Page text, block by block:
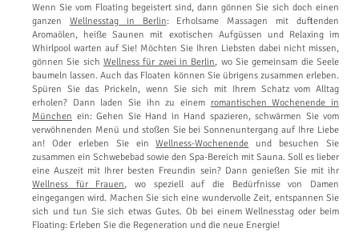
Wenn Sie vom Floating begeistert sind, dann gönnen Sie sich doch einen
ganzen Wellnesstag in Berlin: Erholsame Massagen mit duftenden
Aromaölen, heiße Saunen mit exotischen Aufgüssen und Relaxing im
Whirlpool warten auf Sie! Möchten Sie Ihren Liebsten dabei nicht missen,
gönnen Sie sich Wellness für zwei in Berlin, wo Sie gemeinsam die Seele
baumeln lassen. Auch das Floaten können Sie übrigens zusammen erleben.
Spüren Sie das Prickeln, wenn Sie sich mit Ihrem Schatz vom Alltag
erholen? Dann laden Sie ihn zu einem romantischen Wochenende in
München ein: Gehen Sie Hand in Hand spazieren, schwärmen Sie vom
verwöhnenden Menü und stoßen Sie bei Sonnenuntergang auf Ihre Liebe
an! Oder erleben Sie einWellness-Wochenende und besuchen Sie
zusammen ein Schwebebad sowie den Spa-Bereich mit Sauna. Soll es lieber
eine Auszeit mit Ihrer besten Freundin sein? Dann genießen Sie mit ihr
Wellness für Frauen, wo speziell auf die Bedürfnisse von Damen
eingegangen wird. Machen Sie sich eine wundervolle Zeit, entspannen Sie
sich und tun Sie sich etwas Gutes. Ob bei einem Wellnesstag oder beim
Floating: Erleben Sie die Regeneration und die neue Energie!